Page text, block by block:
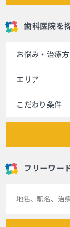
歯科医院を
お悩み・治療
エリア
こだわり条件
フリーワー